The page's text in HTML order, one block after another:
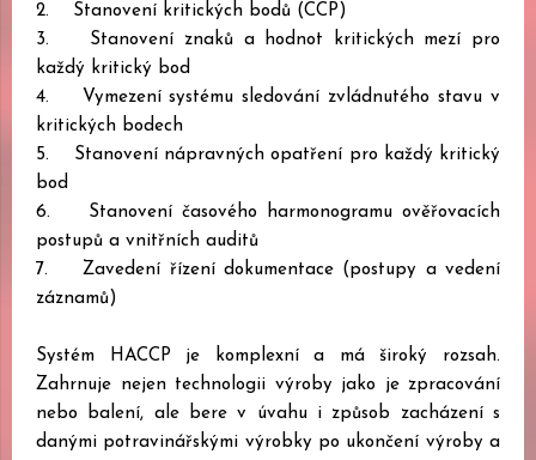
2. Stanovení kritických bodů (CCP)
3. Stanovení znaků a hodnot kritických mezí pro
každý kritický bod
4. Vymezení systému sledování zvládnutého stavu v
kritických bodech
5. Stanovení nápravných opatření pro každý kritický
bod
6. Stanovení časového harmonogramu ověřovacích
postupů a vnitřních auditů
7. Zavedení řízení dokumentace (postupy a vedení
záznamů)
Systém HACCP je komplexní a má široký rozsah.
Zahrnuje nejen technologii výroby jako je zpracování
nebo balení, ale bere v úvahu i způsob zacházení s
danými potravinářskými výrobky po ukončení výroby a